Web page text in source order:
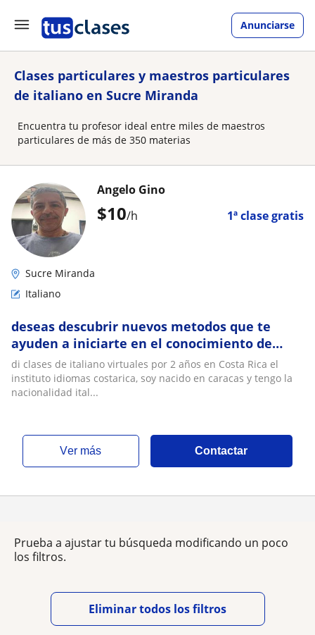
Anunciarse
Clases particulares y maestros particulares
de italiano en Sucre Miranda
Encuentra tu profesor ideal entre miles de maestros
particulares de más de 350 materias
$10/h 1ª clase gratis
Angelo Gino
Sucre Miranda
Italiano
deseas descubrir nuevos metodos que te
ayuden a iniciarte en el conocimiento de
nuevos idiomas yo te ofrezco la oportunidad
di clases de italiano virtuales por 2 años en Costa Rica el
instituto idiomas costarica, soy nacido en caracas y tengo la
nacionalidad ital...
ver más Contactar
Prueba a ajustar tu búsqueda modificando un poco
los filtros.
Eliminar todos los filtros